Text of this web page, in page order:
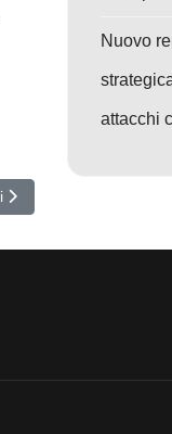
successivo:
Nuovo
attacchi